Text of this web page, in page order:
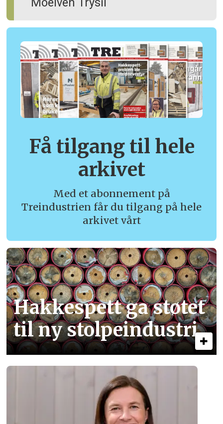
Få tilgang til hele
arkivet
Med et abonnement på
Treindustrien får du tilgang på hele
arkivet vårt
Hakkespett ga støtet
til ny stolpe­industri